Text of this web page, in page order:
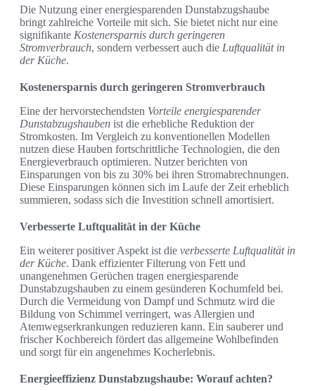
Die Nutzung einer energiesparenden Dunstabzugshaube
bringt zahlreiche Vorteile mit sich. Sie bietet nicht nur eine
signifikante Kostenersparnis durch geringeren
Stromverbrauch, sondern verbessert auch die Luftqualität in
der Küche.
Kostenersparnis durch geringeren Stromverbrauch
Eine der hervorstechendsten Vorteile energiesparender
Dunstabzugshauben ist die erhebliche Reduktion der
Stromkosten. Im Vergleich zu konventionellen Modellen
nutzen diese Hauben fortschrittliche Technologien, die den
Energieverbrauch optimieren. Nutzer berichten von
Einsparungen von bis zu 30% bei ihren Stromabrechnungen.
Diese Einsparungen können sich im Laufe der Zeit erheblich
summieren, sodass sich die Investition schnell amortisiert.
Verbesserte Luftqualität in der Küche
Ein weiterer positiver Aspekt ist die verbesserte Luftqualität in
der Küche. Dank effizienter Filterung von Fett und
unangenehmen Gerüchen tragen energiesparende
Dunstabzugshauben zu einem gesünderen Kochumfeld bei.
Durch die Vermeidung von Dampf und Schmutz wird die
Bildung von Schimmel verringert, was Allergien und
Atemwegserkrankungen reduzieren kann. Ein sauberer und
frischer Kochbereich fördert das allgemeine Wohlbefinden
und sorgt für ein angenehmes Kocherlebnis.
Energieeffizienz Dunstabzugshaube: Worauf achten?